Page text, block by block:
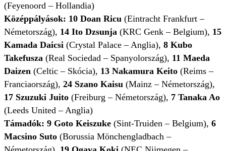
(Feyenoord – Hollandia)
Középpályások: 10 Doan Ricu (Eintracht Frankfurt –
Németország), ​14 Ito Dzsunja (KRC Genk – Belgium), 15
Kamada Daicsi (Crystal Palace – Anglia), 8 Kubo
Takefusza (Real Sociedad – Spanyolország), 11 Maeda
Daizen (Celtic – Skócia), 13 Nakamura Keito (Reims –
Franciaország), 24 Szano Kaisu (Mainz – Németország),
17 Szuzuki Juito (Freiburg – Németország), 7 Tanaka Ao
(Leeds United – Anglia)
Támadók: 9 Goto Keiszuke (Sint-Truiden – Belgium), 6
Macsino Suto (Borussia Mönchengladbach –